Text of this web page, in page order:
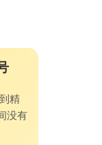
精
没有